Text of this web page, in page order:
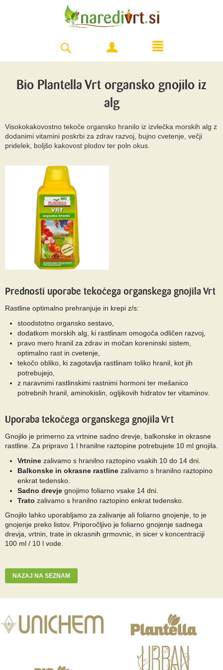
Bio Plantella Vrt organsko gnojilo iz
alg
Visokokakovostno tekoče organsko hranilo iz izvlečka morskih alg z
dodanimi vitamini poskrbi za zdrav razvoj, bujno cvetenje, večji
pridelek, boljšo kakovost plodov ter poln okus.
Prednosti uporabe tekočega organskega gnojila Vrt
Rastline optimalno prehranjuje in krepi z/s:
stoodstotno organsko sestavo,
dodatkom morskih alg, ki rastlinam omogoča odličen razvoj,
pravo mero hranil za zdrav in močan koreninski sistem,
optimalno rast in cvetenje,
tekočo obliko, ki zagotavlja rastlinam toliko hranil, kot jih
potrebujejo,
z naravnimi rastlinskimi rastnimi hormoni ter mešanico
potrebnih hranil, aminokislin, ogljikovih hidratov ter vitaminov.
Uporaba tekočega organskega gnojila Vrt
Gnojilo je primerno za vrtnine sadno drevje, balkonske in okrasne
rastline. Za pripravo 1 l hranilne raztopine potrebujete 10 ml gnojila.
Vrtnine zalivamo s hranilno raztopino vsakih 10 do 14 dni.
Balkonske in okrasne rastline zalivamo s hranilno raztopino
enkrat tedensko.
Sadno drevje gnojimo foliarno vsake 14 dni.
Trato zalivamo s hranilno raztopino enkrat tedensko.
Gnojilo lahko uporabljamo za zalivanje ali foliarno gnojenje, to je
gnojenje preko listov. Priporočljivo je foliarno gnojenje sadnega
drevja, vrtnin, trate in okrasnih grmovnic, in sicer v koncentraciji
100 ml / 10 l vode.
NAZAJ NA SEZNAM